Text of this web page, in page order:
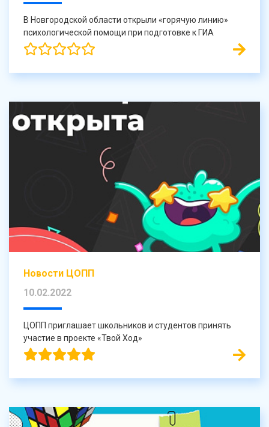
В Новгородской области открыли «горячую линию»
психологической помощи при подготовке к ГИА
Новости ЦОПП
10.02.2022
ЦОПП приглашает школьников и студентов принять
участие в проекте «Твой Ход»